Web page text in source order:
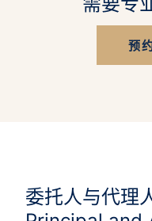
预
委托人与代理